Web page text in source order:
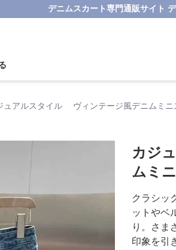
デニムスカート専門通販サイト
ュアルスタイル ヴィンテージ風デニムミニ
カジ
ムミ
クラシッ
ットやベ
り。さま
印象を引